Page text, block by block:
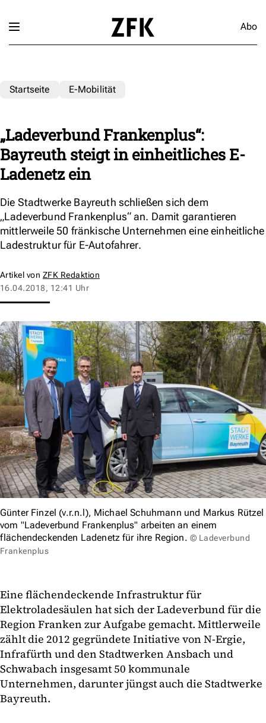
Abo
Startseite E-Mobilität
„Ladeverbund Frankenplus“:
Bayreuth steigt in einheitliches E-
Ladenetz ein
Die Stadtwerke Bayreuth schließen sich dem
„Ladeverbund Frankenplus“ an. Damit garantieren
mittlerweile 50 fränkische Unternehmen eine einheitliche
Ladestruktur für E-Autofahrer.
Artikel von ZFK Redaktion
16.04.2018, 12:41 Uhr
Günter Finzel (v.r.n.l), Michael Schuhmann und Markus Rützel
vom "Ladeverbund Frankenplus" arbeiten an einem
flächendeckenden Ladenetz für ihre Region. © Ladeverbund
Frankenplus
Eine flächendeckende Infrastruktur für
Elektroladesäulen hat sich der Ladeverbund für die
Region Franken zur Aufgabe gemacht. Mittlerweile
zählt die 2012 gegründete Initiative von N-Ergie,
Infrafürth und den Stadtwerken Ansbach und
Schwabach insgesamt 50 kommunale
Unternehmen, darunter jüngst auch die Stadtwerke
Bayreuth.